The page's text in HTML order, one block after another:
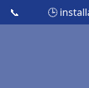
📞 🕒